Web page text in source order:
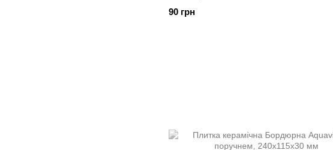
90 грн